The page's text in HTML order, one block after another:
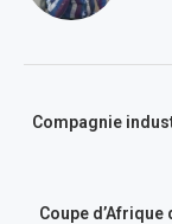
Compagnie
Coupe